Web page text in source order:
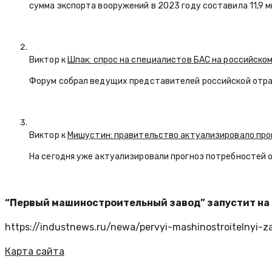
сумма экспорта вооружений в 2023 году составила 11,9
Виктор кШпак: спрос на специалистов БАС на
Форум собрал ведущих представителей российской
Виктор кМишустин: правительство актуализировало
На сегодня уже актуализировали прогноз
“Первый машиностроительный завод” запустит
https://industnews.ru/newa/pervyi-mashinostroitelnyi-
Карта сайта